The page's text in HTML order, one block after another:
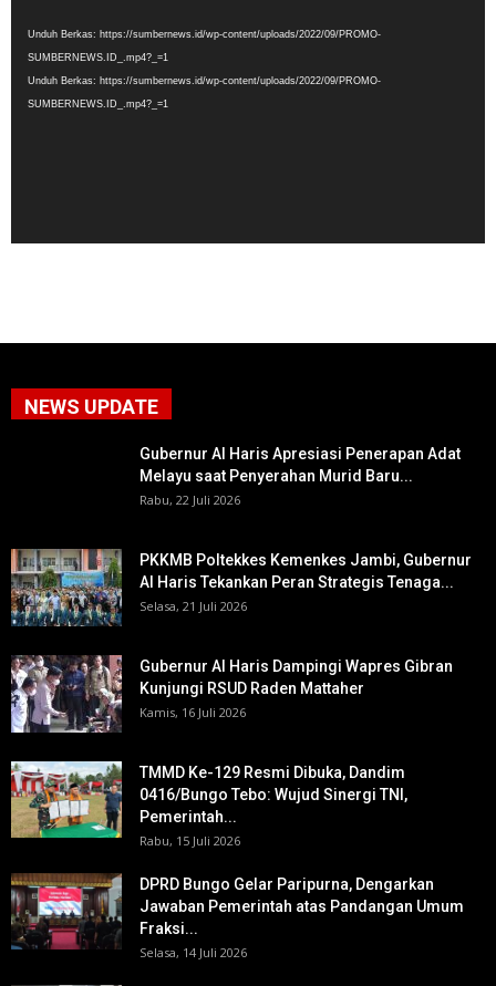
Unduh Berkas: https://sumbernews.id/wp-content/uploads/2022/09/PROMO-
SUMBERNEWS.ID_.mp4?_=1
Unduh Berkas: https://sumbernews.id/wp-content/uploads/2022/09/PROMO-
SUMBERNEWS.ID_.mp4?_=1
NEWS UPDATE
Gubernur Al Haris Apresiasi Penerapan Adat
Melayu saat Penyerahan Murid Baru...
Rabu, 22 Juli 2026
PKKMB Poltekkes Kemenkes Jambi, Gubernur
Al Haris Tekankan Peran Strategis Tenaga...
Selasa, 21 Juli 2026
Gubernur Al Haris Dampingi Wapres Gibran
Kunjungi RSUD Raden Mattaher
Kamis, 16 Juli 2026
TMMD Ke-129 Resmi Dibuka, Dandim
0416/Bungo Tebo: Wujud Sinergi TNI,
Pemerintah...
Rabu, 15 Juli 2026
DPRD Bungo Gelar Paripurna, Dengarkan
Jawaban Pemerintah atas Pandangan Umum
Fraksi...
Selasa, 14 Juli 2026